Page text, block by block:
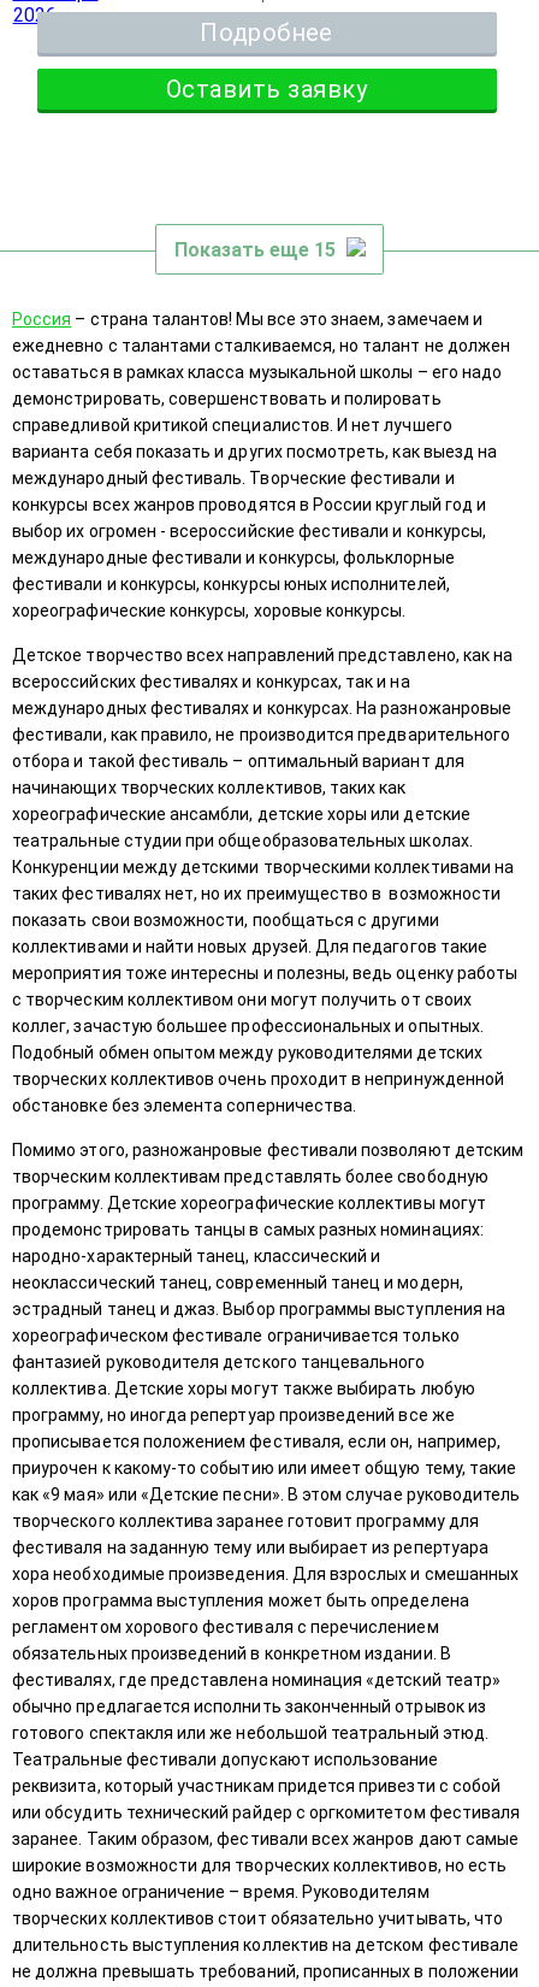
Подробнее
Оставить заявку
Показать еще 15
Россия – страна талантов! Мы все это знаем, замечаем и
ежедневно с талантами сталкиваемся, но талант не должен
оставаться в рамках класса музыкальной школы – его надо
демонстрировать, совершенствовать и полировать
справедливой критикой специалистов. И нет лучшего
варианта себя показать и других посмотреть, как выезд на
международный фестиваль. Творческие фестивали и
конкурсы всех жанров проводятся в России круглый год и
выбор их огромен - всероссийские фестивали и конкурсы,
международные фестивали и конкурсы, фольклорные
фестивали и конкурсы, конкурсы юных исполнителей,
хореографические конкурсы, хоровые конкурсы.
Детское творчество всех направлений представлено, как на
всероссийских фестивалях и конкурсах, так и на
международных фестивалях и конкурсах. На разножанровые
фестивали, как правило, не производится предварительного
отбора и такой фестиваль – оптимальный вариант для
начинающих творческих коллективов, таких как
хореографические ансамбли, детские хоры или детские
театральные студии при общеобразовательных школах.
Конкуренции между детскими творческими коллективами на
таких фестивалях нет, но их преимущество в возможности
показать свои возможности, пообщаться с другими
коллективами и найти новых друзей. Для педагогов такие
мероприятия тоже интересны и полезны, ведь оценку работы
с творческим коллективом они могут получить от своих
коллег, зачастую большее профессиональных и опытных.
Подобный обмен опытом между руководителями детских
творческих коллективов очень проходит в непринужденной
обстановке без элемента соперничества.
Помимо этого, разножанровые фестивали позволяют детским
творческим коллективам представлять более свободную
программу. Детские хореографические коллективы могут
продемонстрировать танцы в самых разных номинациях:
народно-характерный танец, классический и
неоклассический танец, современный танец и модерн,
эстрадный танец и джаз. Выбор программы выступления на
хореографическом фестивале ограничивается только
фантазией руководителя детского танцевального
коллектива. Детские хоры могут также выбирать любую
программу, но иногда репертуар произведений все же
прописывается положением фестиваля, если он, например,
приурочен к какому-то событию или имеет общую тему, такие
как «9 мая» или «Детские песни». В этом случае руководитель
творческого коллектива заранее готовит программу для
фестиваля на заданную тему или выбирает из репертуара
хора необходимые произведения. Для взрослых и смешанных
хоров программа выступления может быть определена
регламентом хорового фестиваля с перечислением
обязательных произведений в конкретном издании. В
фестивалях, где представлена номинация «детский театр»
обычно предлагается исполнить законченный отрывок из
готового спектакля или же небольшой театральный этюд.
Театральные фестивали допускают использование
реквизита, который участникам придется привезти с собой
или обсудить технический райдер с оргкомитетом фестиваля
заранее. Таким образом, фестивали всех жанров дают самые
широкие возможности для творческих коллективов, но есть
одно важное ограничение – время. Руководителям
творческих коллективов стоит обязательно учитывать, что
длительность выступления коллектив на детском фестивале
не должна превышать требований, прописанных в положении